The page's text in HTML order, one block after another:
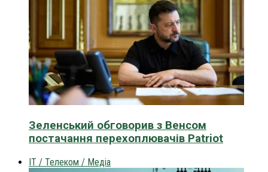
Зеленський обговорив з Венсом
постачання перехоплювачів Patriot
IT / Телеком / Медіа